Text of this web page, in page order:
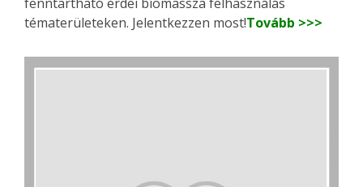
tématerületeken. Jelentkezzen most!Tovább >>>